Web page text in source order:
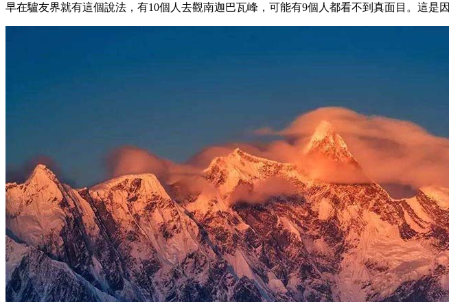
早在驢友界就有這個說法，有10個人去觀南迦巴瓦峰，可能有9個人都看不到真面目。這是